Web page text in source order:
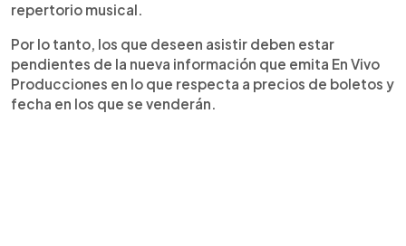
repertorio musical.
Por lo tanto, los que deseen asistir deben estar
pendientes de la nueva información que emita En Vivo
Producciones en lo que respecta a precios de boletos y
fecha en los que se venderán.